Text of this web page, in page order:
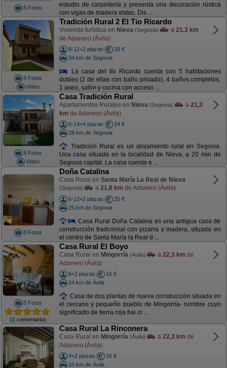
8 Fotos
estudio de carpintería y presenta una decoración rústica
con vigas de madera vistas. Dis ...
8 Fotos
Video
Tradición Rural 2 El Tio Ricardo
Vivienda turística en Nieva (Segovia) a 21,3 km
de Adanero (Ávila)
8-12+2 plazas
28 €
34 km de Segovia
La casa del tío Ricardo cuenta con 5 habitaciones
dobles (2 de ellas con baño privado), 4 baños completos,
1 aseo, salón y cocina con acceso ...
8 Fotos
Video
Casa Tradición Rural
Apartamentos Rurales en Nieva (Segovia) a 21,3
km de Adanero (Ávila)
6-14+4 plazas
24 €
28 km de Segovia
Tradición Rural es un alojamiento rural en Segovia.
Una casa situada en la localidad de Nieva, a 20 min de
Segovia capital. La casa cuenta e ...
8 Fotos
Doña Catalina
Casa Rural en Santa María La Real de Nieva
(Segovia) a 21,8 km de Adanero (Ávila)
6-12+2 plazas
25 €
25 km de Segovia
Casa Rural Doña Catalina es una antigua casa de
construcción tradicional con pizarra y madera, situada en
el centro de Santa María la Real d ...
8 Fotos
(1 comentario)
Casa Rural El Boyo
Casa Rural en Mingorría (Ávila) a 22,3 km de
Adanero (Ávila)
6+2 plazas
16 €
14 km de Ávila
Casa de dos plantas de nueva construcción situada en
el cercano y pequeño pueblo de Mingorría- nombre cuyo
significado de tierra roja fue cr ...
Casa Rural La Rinconera
Casa Rural en Mingorría (Ávila) a 22,3 km de
Adanero (Ávila)
4+2 plazas
16 €
10 km de Ávila